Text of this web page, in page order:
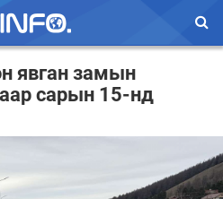
явган замын
сарын 15-нд